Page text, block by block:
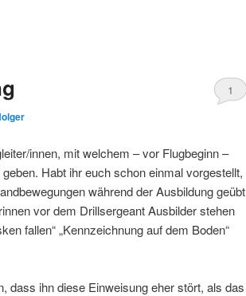
1
innen, mit welchem – vor Flugbeginn –
Habt ihr euch schon einmal vorgestellt,
während der Ausbildung geübt
vor dem Drillsergeant Ausbilder stehen
fallen“ „Kennzeichnung auf dem Boden“
dass ihn diese Einweisung eher stört, als das